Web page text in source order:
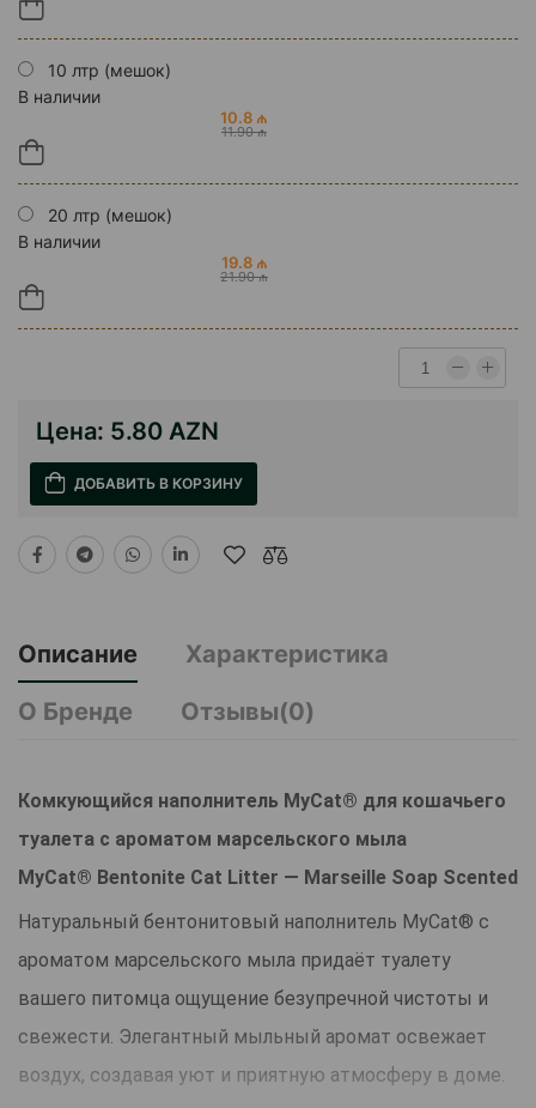
10 лтр (мешок)
В наличии
10.8 ₼
11.90 ₼
20 лтр (мешок)
В наличии
19.8 ₼
21.90 ₼
Цена: 5.80 AZN
ДОБАВИТЬ В КОРЗИНУ
Описание
Характеристика
О Бренде
Отзывы(0)
Комкующийся наполнитель MyCat® для кошачьего
туалета с ароматом марсельского мыла
MyCat® Bentonite Cat Litter — Marseille Soap Scented
Натуральный бентонитовый наполнитель MyCat® с
ароматом марсельского мыла придаёт туалету
вашего питомца ощущение безупречной чистоты и
свежести. Элегантный мыльный аромат освежает
воздух, создавая уют и приятную атмосферу в доме.